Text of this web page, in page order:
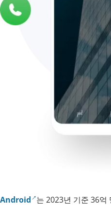
Android 는 2023년 기준 36억